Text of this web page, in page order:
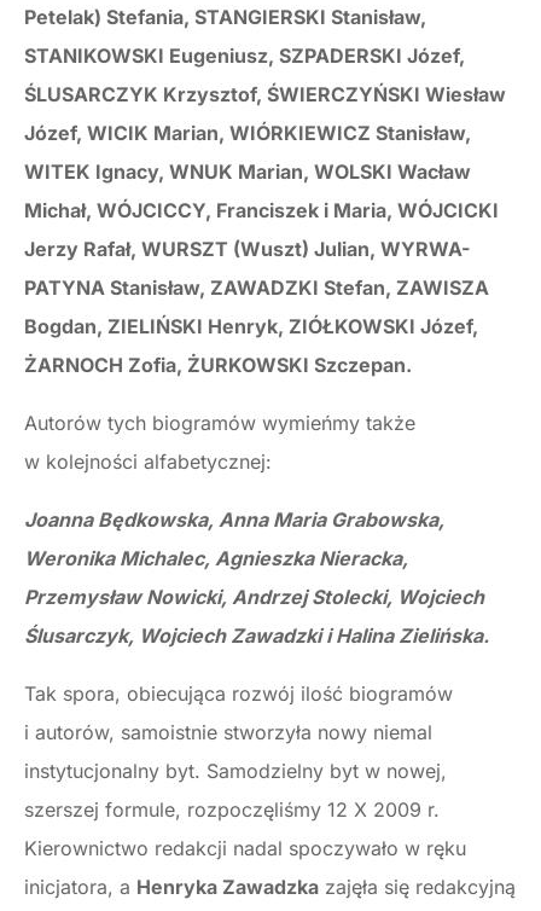
Petelak) Stefania, STANGIERSKI Stanisław,
STANIKOWSKI Eugeniusz, SZPADERSKI Józef,
ŚLUSARCZYK Krzysztof, ŚWIERCZYŃSKI Wiesław
Józef, WICIK Marian, WIÓRKIEWICZ Stanisław,
WITEK Ignacy, WNUK Marian, WOLSKI Wacław
Michał, WÓJCICCY, Franciszek i Maria, WÓJCICKI
Jerzy Rafał, WURSZT (Wuszt) Julian, WYRWA-
PATYNA Stanisław, ZAWADZKI Stefan, ZAWISZA
Bogdan, ZIELIŃSKI Henryk, ZIÓŁKOWSKI Józef,
ŻARNOCH Zofia, ŻURKOWSKI Szczepan.
Autorów tych biogramów wymieńmy także
w kolejności alfabetycznej:
Joanna Będkowska, Anna Maria Grabowska,
Weronika Michalec, Agnieszka Nieracka,
Przemysław Nowicki, Andrzej Stolecki, Wojciech
Ślusarczyk, Wojciech Zawadzki i Halina Zielińska.
Tak spora, obiecująca rozwój ilość biogramów
i autorów, samoistnie stworzyła nowy niemal
instytucjonalny byt. Samodzielny byt w nowej,
szerszej formule, rozpoczęliśmy 12 X 2009 r.
Kierownictwo redakcji nadal spoczywało w ręku
inicjatora, a Henryka Zawadzka zajęła się redakcyjną